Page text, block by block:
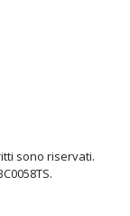
sono riservati.